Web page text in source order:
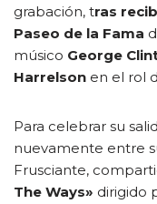
grabación, tras
Paseo de la Fama
músico George
Harrelson en el rol
Para celebrar su
nuevamente entre
Frusciante,
The Ways» dirigido